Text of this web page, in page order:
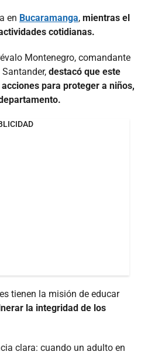
en Bucaramanga, mientras el
cotidianas.
Montenegro, comandante
destacó que este
para proteger a niños,
tienen la misión de educar
la integridad de los
clara: cuando un adulto en